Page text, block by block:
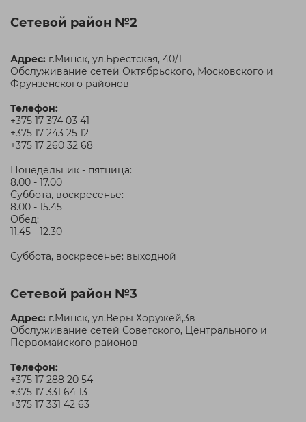
Сетевой район №2
Адрес: г.Минск, ул.Брестская, 40/1
Обслуживание сетей Октябрьского, Московского и
Фрунзенского районов
Телефон:
+375 17 374 03 41
+375 17 243 25 12
+375 17 260 32 68
Понедельник - пятница:
8.00 - 17.00
Суббота, воскресенье:
8.00 - 15.45
Обед:
11.45 - 12.30
Суббота, воскресенье: выходной
Сетевой район №3
Адрес: г.Минск, ул.Веры Хоружей,3в
Обслуживание сетей Советского, Центрального и
Первомайского районов
Телефон:
+375 17 288 20 54
+375 17 331 64 13
+375 17 331 42 63